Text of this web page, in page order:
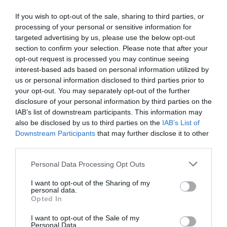
If you wish to opt-out of the sale, sharing to third parties, or
processing of your personal or sensitive information for
targeted advertising by us, please use the below opt-out
section to confirm your selection. Please note that after your
opt-out request is processed you may continue seeing
interest-based ads based on personal information utilized by
us or personal information disclosed to third parties prior to
your opt-out. You may separately opt-out of the further
disclosure of your personal information by third parties on the
IAB’s list of downstream participants. This information may
also be disclosed by us to third parties on the IAB’s List of
Downstream Participants that may further disclose it to other
Please note that this website/app uses one or more Google
not limited to your visit or usage behaviour. You may click to
grant or deny consent to Google and its third-party tags to
use your data for below specified purposes in below Google
consent section.
Personal Data Processing Opt Outs
I want to opt-out of the Sharing of my
personal data.
Opted In
I want to opt-out of the Sale of my
Personal Data.
TAGS: #ΔΗΜΟΣ #ΚΑΡΥΣΤΟΥ
ΔΕΗ
ΕΙΔΗΣΕΙΣ ΕΥΒΟΙΑ
ΕΥΒΟΙΑ
ΝΕΑ
ΝΟΤΙΑ ΕΥΒΟΙΑ
ΡΑΠΤΑΙΟΙ ΦΩΤΙΑ
ΡΟΗ ΕΙΔΗΣΕΩΝ
Δελφίνια κολυμπούν δίπλα σε
σκάφος τουριστών – Δείτε βίντεο
07.08.2026 | 11:30
Συναγερμός στην Εύβοια: Στιγμές
αγωνίας για ιστιοφόρο με ξένους
07.08.2026 | 11:15
Έκτακτη διακοπή νερού τώρα
στην παραλία Αυλίδας